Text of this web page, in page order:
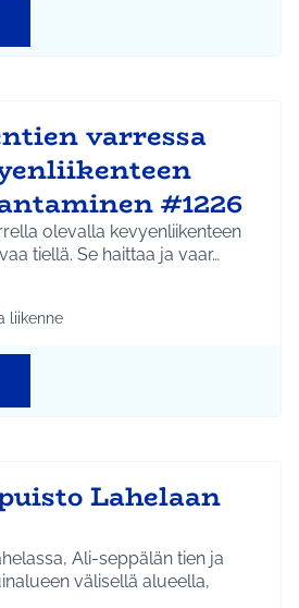
varressa
#1226
olevalla kevyenliikenteen
tiellä. Se haittaa ja vaar…
mukaan: Kellokoski
teeman mukaan: Infra ja liikenne
liikenne
Lahelaan
Ali-seppälän tien ja
välisellä alueella,